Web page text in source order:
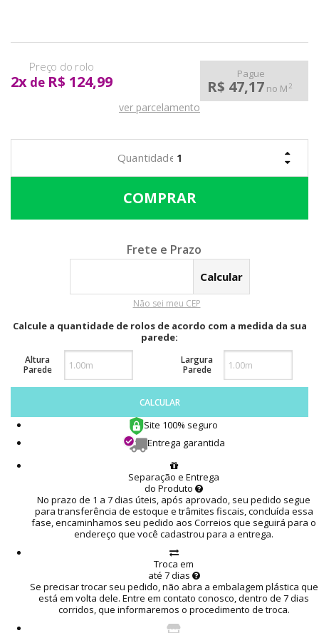
2x de R$ 124,99 Pague
R$ 47,17 no M2
ver parcelamento
Calcular o Frete
Não sei meu CEP
Calcule a quantidade de rolos de acordo com a medida da sua
parede:
Altura
Parede
Largura
Parede
CALCULAR
Site 100% seguro
Entrega garantida
Separação e Entrega
do Produto
No prazo de 1 a 7 dias úteis, após aprovado, seu pedido segue
para transferência de estoque e trâmites fiscais, concluída essa
fase, encaminhamos seu pedido aos Correios que seguirá para o
endereço que você cadastrou para a entrega.
Troca em
até 7 dias
Se precisar trocar seu pedido, não abra a embalagem plástica que
está em volta dele. Entre em contato conosco, dentro de 7 dias
corridos, que informaremos o procedimento de troca.